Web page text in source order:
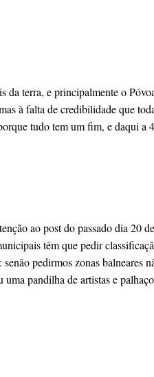
terra, e principalmente o
à falta de credibilidade que
tudo tem um fim, e daqui a
ao post do passado dia
têm que pedir
pedirmos zonas
pandilha de artistas e